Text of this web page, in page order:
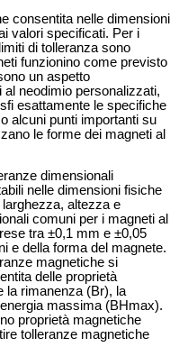
consentita nelle dimensioni
valori specificati. Per i
di tolleranza sono
funzionino come previsto
un aspetto
neodimio personalizzati,
esattamente le specifiche
alcuni punti importanti su
le forme dei magneti al
dimensionali
nelle dimensioni fisiche
altezza e
comuni per i magneti al
tra ±0,1 mm e ±0,05
e della forma del magnete.
magnetiche si
delle proprietà
la rimanenza (Br), la
massima (BHmax).
proprietà magnetiche
tolleranze magnetiche